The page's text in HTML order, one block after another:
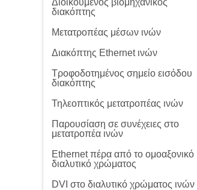
Διοικούμενος βιομηχανικός
διακόπτης
Μετατροπέας μέσων ινών
Διακόπτης Ethernet ινών
Τροφοδοτημένος σημείο εισόδου
διακόπτης
Τηλεοπτικός μετατροπέας ινών
Παρουσίαση σε συνέχειες στο
μετατροπέα ινών
Ethernet πέρα από το ομοαξονικό
διαλυτικό χρώματος
DVI στο διαλυτικό χρώματος ινών